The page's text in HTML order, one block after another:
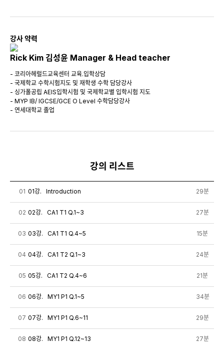
강사 약력
Rick Kim 김성윤 Manager & Head teacher
- 코리아헤럴드교육센터 교육.입학상담
- 국제학교 수학시험지도 및 재학생 수학 담당강사
- 싱가폴공립 AEIS입학시험 및 국제학교별 입학시험 지도
- MYP IB/ IGCSE/GCE O Level 수학담당강사
- 연세대학교 졸업
강의 리스트
01 01강. Introduction 29분
02 02강. CA1 T1 Q.1~3 27분
03 03강. CA1 T1 Q.4~5 15분
04 04강. CA1 T2 Q.1~3 24분
05 05강. CA1 T2 Q.4~6 21분
06 06강. MY1 P1 Q.1~5 34분
07 07강. MY1 P1 Q.6~11 29분
08 08강. MY1 P1 Q.12~13 27분